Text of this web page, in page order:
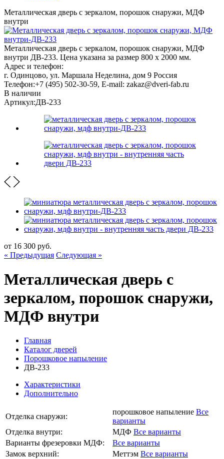
Металлическая дверь с зеркалом, порошок снаружи, МДФ
внутри
Металлическая дверь с зеркалом, порошок снаружи, МДФ
внутри ДВ-233. Цена указана за размер 800 х 2000 мм.
Адрес и телефон:
г. Одинцово, ул. Маршала Неделина, дом 9 Россия
Телефон:+7 (495) 502-30-59, E-mail: zakaz@dveri-fab.ru
В наличии
Артикул:ДВ-233
от 16 300 руб.
« Предыдущая Следующая »
Металлическая дверь с
зеркалом, порошок снаружи,
МДФ внутри
Главная
Каталог дверей
Порошковое напыление
ДВ-233
Характеристики
Дополнительно
Отделка снаружи:
порошковое напыление Все
варианты
Отделка внутри:
МДФ Все варианты
Варианты фрезеровки МДФ:
Все варианты
Замок верхний:
Меттэм Все варианты